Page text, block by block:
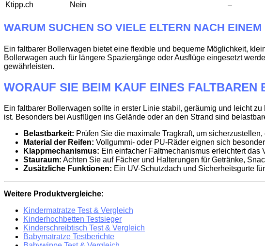
Ktipp.ch
Nein –
WARUM SUCHEN SO VIELE ELTERN NACH
Ein faltbarer Bollerwagen bietet eine flexible und bequeme Möglichkeit,
Bollerwagen auch für längere Spaziergänge oder Ausflüge eingesetzt
gewährleisten.
WORAUF SIE BEIM KAUF EINES FALTBAREN
Ein faltbarer Bollerwagen sollte in erster Linie stabil, geräumig und leicht
ist. Besonders bei Ausflügen ins Gelände oder an den Strand sind
Belastbarkeit: Prüfen Sie die maximale Tragkraft, um
Material der Reifen: Vollgummi- oder PU-Räder eignen sich
Klappmechanismus: Ein einfacher Faltmechanismus erleichtert das
Stauraum: Achten Sie auf Fächer und Halterungen für Getränke,
Zusätzliche Funktionen: Ein UV-Schutzdach und Sicherheitsgurte
Weitere Produktvergleiche:
Kindermatratze Test & Vergleich
Kinderhochbetten Testsieger
Kinderschreibtisch Test & Vergleich
Babymatratze Testberichte